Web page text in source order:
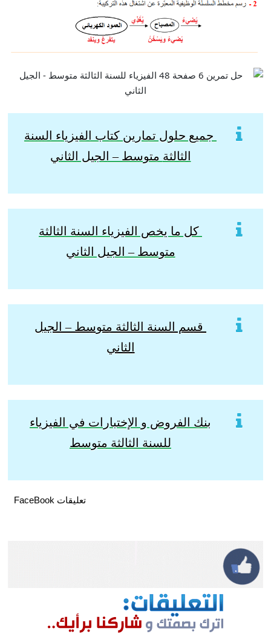
جميع حلول تمارين كتاب الفيزياء السنة
الثالثة متوسط – الجيل الثاني
كل ما يخص الفيزياء السنة الثالثة
متوسط – الجيل الثاني
قسم السنة الثالثة متوسط – الجيل
الثاني
بنك الفروض و الإختبارات في الفيزياء
للسنة الثالثة متوسط
تعليقات FaceBook